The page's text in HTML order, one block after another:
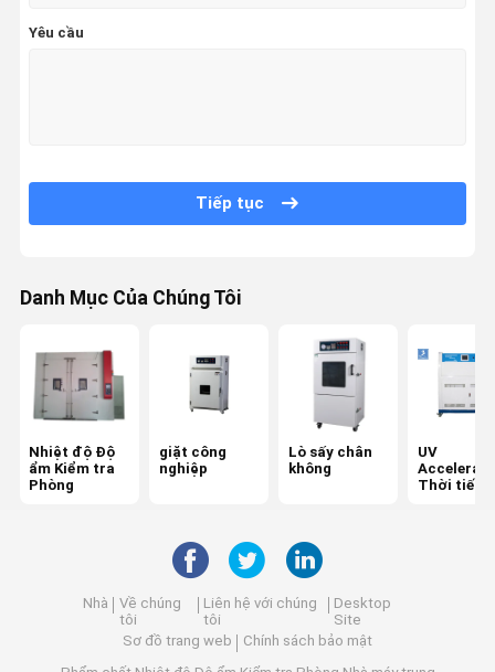
giặt công nghiệp
Máy thử độ bền kéo
Thiết bị kiểm tra nhựa
Thiết bị kiểm tra cao su
Salt Spray Kiểm tra Phòng
Thiết bị kiểm tra gói
Giấy thử nghiệm công cụ
Thiết bị kiểm tra Dệt
Thiết bị kiểm tra chất kết dính
Yêu cầu
Tiếp tục
Danh Mục Của Chúng Tôi
Nhiệt độ Độ
ẩm Kiểm tra
Phòng
giặt công
nghiệp
Lò sấy chân
không
UV
Thời tiết
Nhà
Về chúng
tôi
Liên hệ với chúng
tôi
Desktop
Site
Sơ đồ trang web
Chính sách bảo mật